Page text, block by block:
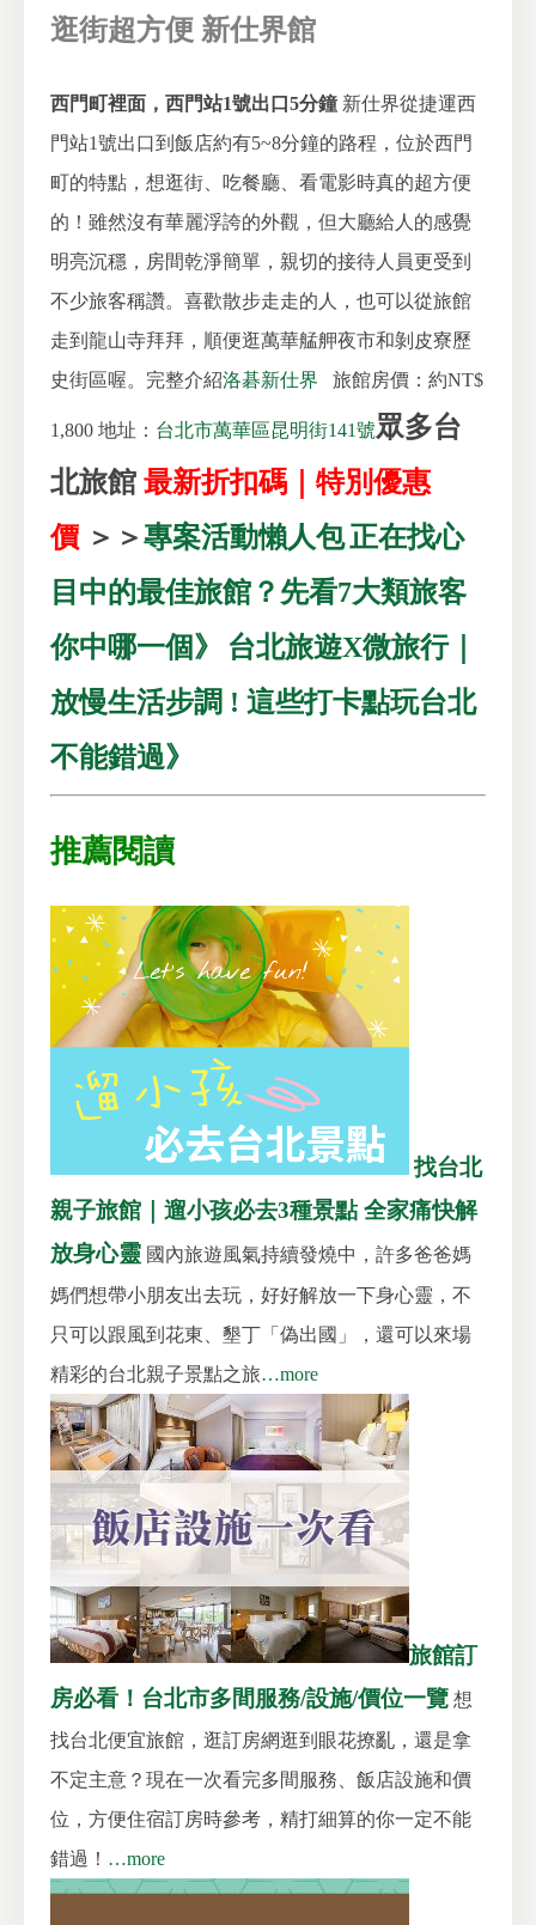
逛街超方便 新仕界館
西門町裡面，西門站1號出口5分鐘 新仕界從捷運西
門站1號出口到飯店約有5~8分鐘的路程，位於西門
町的特點，想逛街、吃餐廳、看電影時真的超方便
的！雖然沒有華麗浮誇的外觀，但大廳給人的感覺
明亮沉穩，房間乾淨簡單，親切的接待人員更受到
不少旅客稱讚。喜歡散步走走的人，也可以從旅館
走到龍山寺拜拜，順便逛萬華艋舺夜市和剝皮寮歷
史街區喔。完整介紹洛碁新仕界 旅館房價：約NT$
1,800 地址： 台北市萬華區昆明街141號眾多台
北旅館 最新折扣碼｜特別優惠
價 ＞＞專案活動懶人包正在找心
目中的最佳旅館？先看7大類旅客
你中哪一個》
台北旅遊X微旅行｜
放慢生活步調 ! 這些打卡點玩台北
不能錯過》
推薦閱讀
找台北
親子旅館｜遛小孩必去3種景點 全家痛快解
放身心靈 國內旅遊風氣持續發燒中，許多爸爸媽
媽們想帶小朋友出去玩，好好解放一下身心靈，不
只可以跟風到花東、墾丁「偽出國」，還可以來場
精彩的台北親子景點之旅…more
旅館訂
房必看！台北市多間服務/設施/價位一覽 想
找台北便宜旅館，逛訂房網逛到眼花撩亂，還是拿
不定主意？現在一次看完多間服務、飯店設施和價
位，方便住宿訂房時參考，精打細算的你一定不能
錯過！ …more